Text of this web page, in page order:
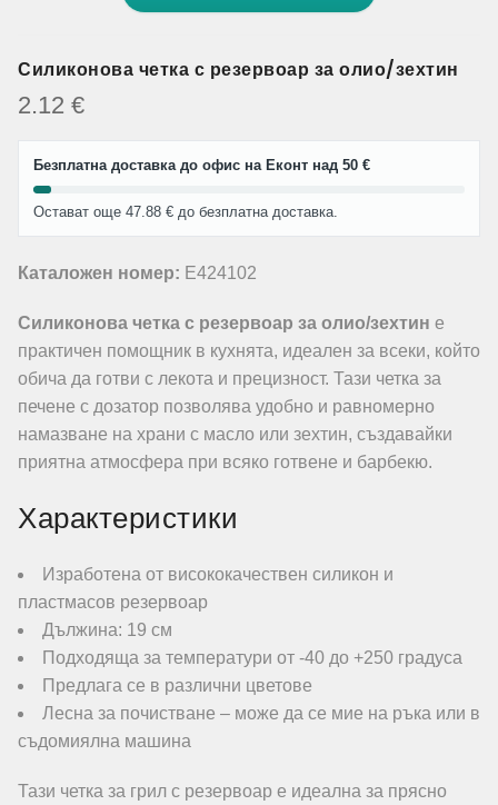
Силиконова четка с резервоар за олио/зехтин
2.12 €
Безплатна доставка до офис на Еконт над 50 €
Остават още 47.88 € до безплатна доставка.
Каталожен номер: E424102
Силиконова четка с резервоар за олио/зехтин е
практичен помощник в кухнята, идеален за всеки, който
обича да готви с лекота и прецизност. Тази четка за
печене с дозатор позволява удобно и равномерно
намазване на храни с масло или зехтин, създавайки
приятна атмосфера при всяко готвене и барбекю.
Характеристики
Изработена от висококачествен силикон и
пластмасов резервоар
Дължина: 19 см
Подходяща за температури от -40 до +250 градуса
Предлага се в различни цветове
Лесна за почистване – може да се мие на ръка или в
съдомиялна машина
Тази четка за грил с резервоар е идеална за прясно